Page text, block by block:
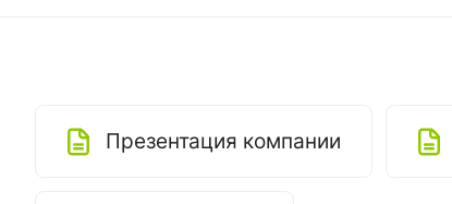
Презентация компании